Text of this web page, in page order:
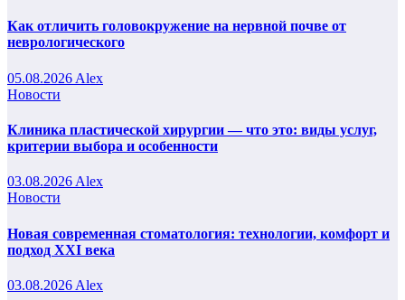
Как отличить головокружение на нервной почве от
неврологического
05.08.2026 Alex
Новости
Клиника пластической хирургии — что это: виды услуг,
критерии выбора и особенности
03.08.2026 Alex
Новости
Новая современная стоматология: технологии, комфорт и
подход XXI века
03.08.2026 Alex